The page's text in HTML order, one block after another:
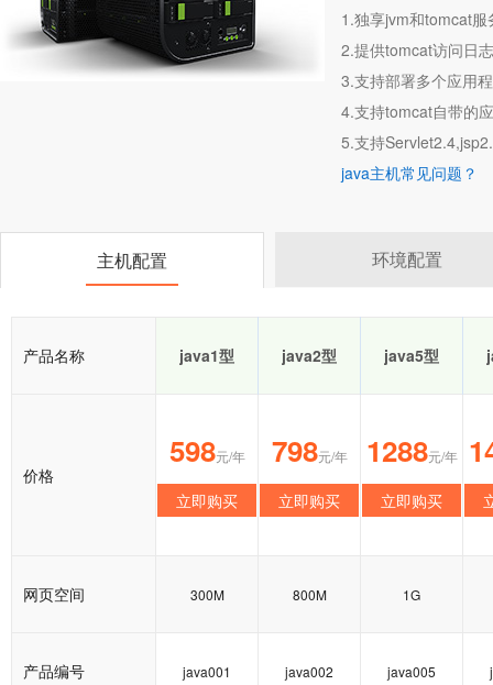
1.独享jvm和tomcat
2.提供tomcat访问日志
3.支持部署多个应用
4.支持tomcat自带的
5.支持
java主机常见问题？
主机配置 环境配置
产品名称 java1型 java2型 java5型
价格
598元/年
立即购买
798元/年
立即购买
1288元/年
立即购买
网页空间 300M 800M 1G
产品编号 java001 java002 java005